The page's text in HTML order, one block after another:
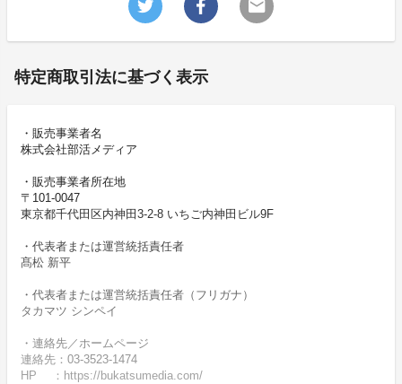
特定商取引法に基づく表示
・販売事業者名
株式会社部活メディア
・販売事業者所在地
〒101-0047
東京都千代田区内神田3-2-8 いちご内神田ビル9F
・代表者または運営統括責任者
髙松 新平
・代表者または運営統括責任者（フリガナ）
タカマツ シンペイ
・連絡先／ホームページ
連絡先：03-3523-1474
HP ：https://bukatsumedia.com/